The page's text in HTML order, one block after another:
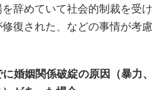
辞めていて社会的制裁を受け
復された、などの事情が考慮
婚姻関係破綻の原因（暴力、